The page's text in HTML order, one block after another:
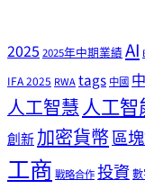
20252025年中期業績AI
IFA 2025 RWAtags中國
人工智慧人工智
創新加密貨幣區
工商戰略合作投資